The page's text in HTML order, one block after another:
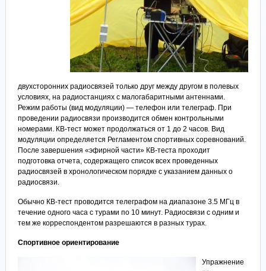
двухсторонних радиосвязей только друг между другом в полевых
условиях, на радиостанциях с малогабаритными антеннами.
Режим работы (вид модуляции) — телефон или телеграф. При
проведении радиосвязи производится обмен контрольными
номерами. КВ-тест может продолжаться от 1 до 2 часов. Вид
модуляции определяется Регламентом спортивных соревнований.
После завершения «эфирной части» КВ-теста проходит
подготовка отчета, содержащего список всех проведенных
радиосвязей в хронологическом порядке с указанием данных о
радиосвязи.
Обычно КВ-тест проводится телеграфом на диапазоне 3.5 МГц в
течение одного часа с турами по 10 минут. Радиосвязи с одним и
тем же корреспондентом разрешаются в разных турах.
Спортивное ориентирование
Упражнение